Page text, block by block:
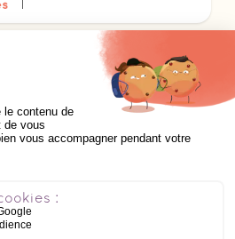
dédiées